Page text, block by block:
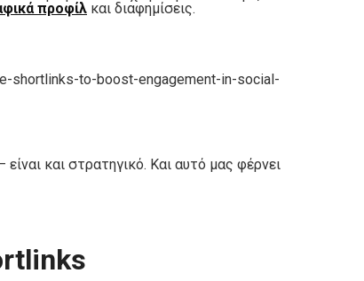
προφίλ και διαφημίσεις.
shortlinks-to-boost-engagement-in-social-
και στρατηγικό. Και αυτό μας φέρνει